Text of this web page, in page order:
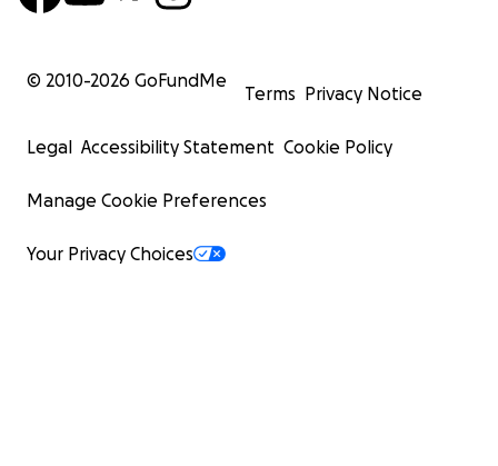
© 2010-2026 GoFundMe
Terms Privacy Notice
Legal Accessibility Statement Cookie Policy
Manage Cookie Preferences
Your Privacy Choices